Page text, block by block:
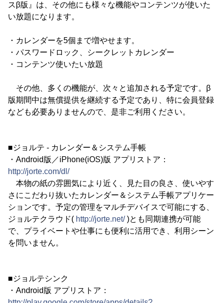
スβ版』は、その他にも様々な機能やコンテンツが使いた
い放題になります。
・カレンダーを5個まで増やせます。
・パスワードロック、シークレットカレンダー
・コンテンツ使いたい放題
その他、多くの機能が、次々と追加される予定です。β
版期間中は無償提供を継続する予定であり、特に会員登録
なども必要ありませんので、是非ご利用ください。
■ジョルテ - カレンダー＆システム手帳
・Android版／iPhone(iOS)版 アプリストア：
http://jorte.com/dl/
本物の紙の雰囲気により近く、見た目の良さ、使いやす
さにこだわり抜いたカレンダー＆システム手帳アプリケー
ションです。予定の管理をマルチデバイスで可能にする、
ジョルテクラウド( http://jorte.net/)とも同期連携が可能
で、プライベートや仕事にも便利に活用でき、利用シーン
を問いません。
■ジョルテシンク
・Android版 アプリストア：